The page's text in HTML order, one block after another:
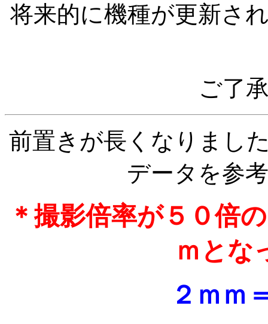
将来的に機種が更新さ
ご了
前置きが長くなりまし
データを参
＊撮影倍率が５０倍
ｍとな
２ｍｍ